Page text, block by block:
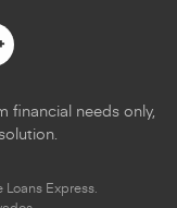
Google
financial needs only,
Express.